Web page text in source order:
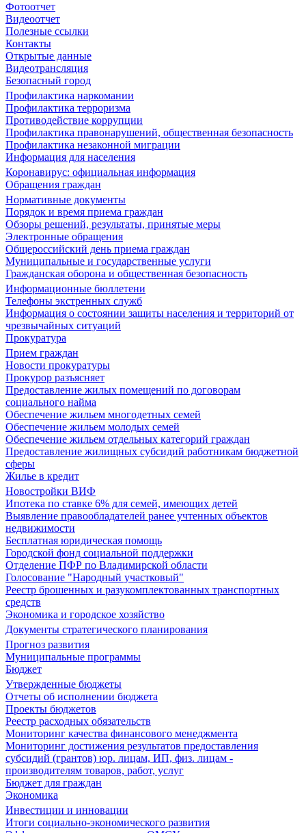
Фотоотчет
Видеоотчет
Полезные ссылки
Контакты
Открытые данные
Видеотрансляция
Безопасный город
Профилактика наркомании
Профилактика терроризма
Противодействие коррупции
Профилактика правонарушений, общественная безопасность
Профилактика незаконной миграции
Информация для населения
Коронавирус: официальная информация
Обращения граждан
Нормативные документы
Порядок и время приема граждан
Обзоры решений, результаты, принятые меры
Электронные обращения
Общероссийский день приема граждан
Муниципальные и государственные услуги
Гражданская оборона и общественная безопасность
Информационные бюллетени
Телефоны экстренных служб
Информация о состоянии защиты населения и территорий от
чрезвычайных ситуаций
Прокуратура
Прием граждан
Новости прокуратуры
Прокурор разъясняет
Предоставление жилых помещений по договорам
социального найма
Обеспечение жильем многодетных семей
Обеспечение жильем молодых семей
Обеспечение жильем отдельных категорий граждан
Предоставление жилищных субсидий работникам бюджетной
сферы
Жилье в кредит
Новостройки ВИФ
Ипотека по ставке 6% для семей, имеющих детей
Выявление правообладателей ранее учтенных объектов
недвижимости
Бесплатная юридическая помощь
Городской фонд социальной поддержки
Отделение ПФР по Владимирской области
Голосование "Народный участковый"
Реестр брошенных и разукомплектованных транспортных
средств
Экономика и городское хозяйство
Документы стратегического планирования
Прогноз развития
Муниципальные программы
Бюджет
Утвержденные бюджеты
Отчеты об исполнении бюджета
Проекты бюджетов
Реестр расходных обязательств
Мониторинг качества финансового менеджмента
Мониторинг достижения результатов предоставления
субсидий (грантов) юр. лицам, ИП, физ. лицам -
производителям товаров, работ, услуг
Бюджет для граждан
Экономика
Инвестиции и инновации
Итоги социально-экономического развития